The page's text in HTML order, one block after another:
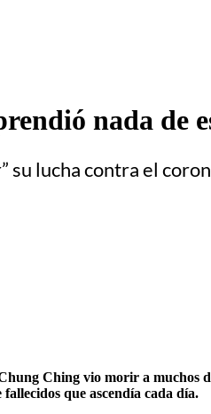
nada de
lucha contra el
Ching vio morir a muchos
que ascendía cada día.